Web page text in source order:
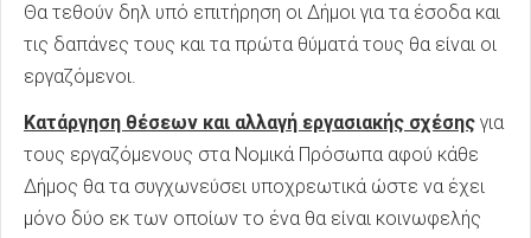
Θα τεθούν δηλ υπό επιτήρηση οι Δήμοι για τα έσοδα και
τις δαπάνες τους και τα πρώτα θύματά τους θα είναι οι
εργαζόμενοι.
Κατάργηση θέσεων και αλλαγή εργασιακής σχέσης για
τους εργαζόμενους στα Νομικά Πρόσωπα αφού κάθε
Δήμος θα τα συγχωνεύσει υποχρεωτικά ώστε να έχει
μόνο δύο εκ των οποίων το ένα θα είναι κοινωφελής